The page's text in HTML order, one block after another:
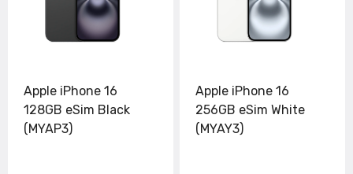
Apple iPhone 16
128GB eSim Black
(MYAP3)
Apple iPhone 16
256GB eSim White
(MYAY3)